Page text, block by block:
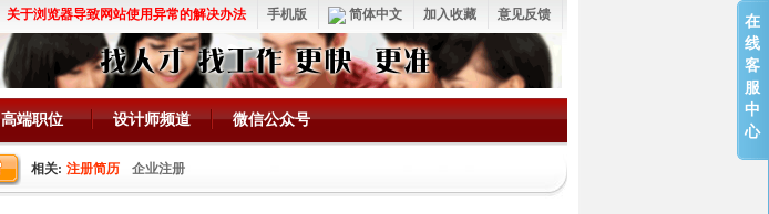
意见反馈
加入收藏
简体中文
手机版
关于浏览器导致网站使用异常的解决办法
高端职位 设计师频道 微信公众号
相关: 注册简历 企业注册
在
线
客
服
中
心